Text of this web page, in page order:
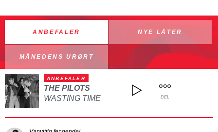
ANBEFALER NYE LÅTER
MÅNEDENS URØRT
ANBEFALER
THE PILOTS
WASTING TIME
DEL